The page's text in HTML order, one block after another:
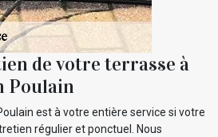
de votre terrasse à
Poulain
est à votre entière service si votre
régulier et ponctuel. Nous